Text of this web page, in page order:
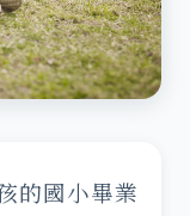
的國小畢業